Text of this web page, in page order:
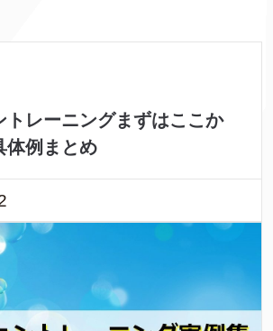
トレーニングまずはここか
体例まとめ